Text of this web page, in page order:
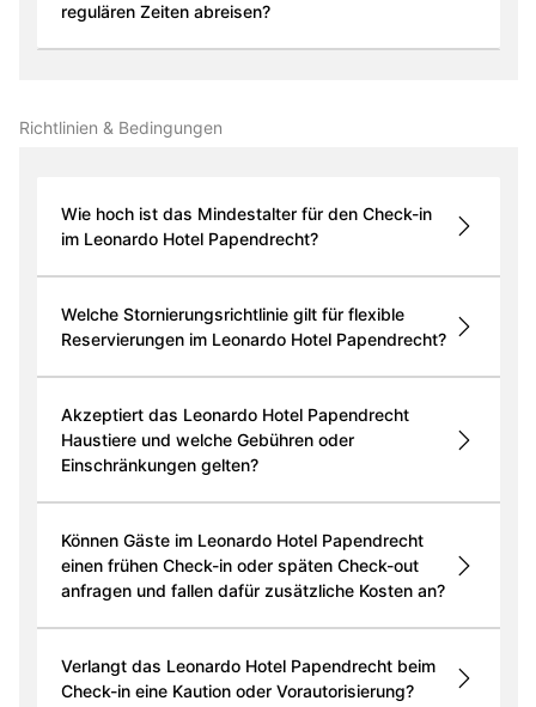
regulären Zeiten abreisen?
Richtlinien & Bedingungen
Wie hoch ist das Mindestalter für den Check-in
im Leonardo Hotel Papendrecht?
Welche Stornierungsrichtlinie gilt für flexible
Reservierungen im Leonardo Hotel Papendrecht?
Akzeptiert das Leonardo Hotel Papendrecht
Haustiere und welche Gebühren oder
Einschränkungen gelten?
Können Gäste im Leonardo Hotel Papendrecht
einen frühen Check-in oder späten Check-out
anfragen und fallen dafür zusätzliche Kosten an?
Verlangt das Leonardo Hotel Papendrecht beim
Check-in eine Kaution oder Vorautorisierung?